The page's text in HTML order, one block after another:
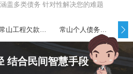
盖多类债务 针对性解决您的难题
结合民间智慧手段